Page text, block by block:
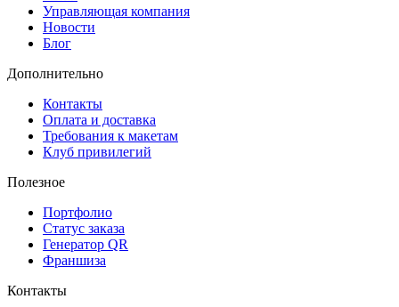
Управляющая компания
Новости
Блог
Дополнительно
Контакты
Оплата и доставка
Требования к макетам
Клуб привилегий
Полезное
Портфолио
Статус заказа
Генератор QR
Франшиза
Контакты